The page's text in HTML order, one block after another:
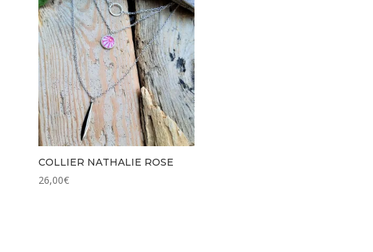
COLLIER NATHALIE ROSE
26,00€